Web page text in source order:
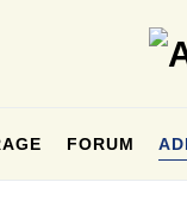
FORUM